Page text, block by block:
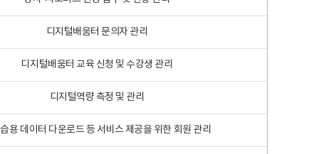
디지털배움터 문의자 관리
디지털배움터 교육 신청 및 수강생 관리
디지털역량 측정 및 관리
용 데이터 다운로드 등 서비스 제공을 위한 회원 관리